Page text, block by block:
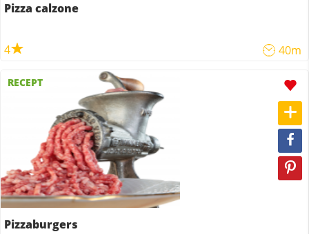
Pizza calzone
4 40m
RECEPT
Pizzaburgers